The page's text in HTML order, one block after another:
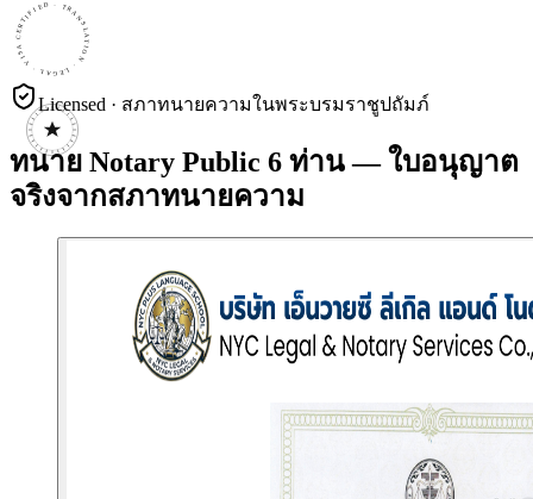
CERTIFIED · TRANSLATION · LEGAL · VISA · CERTIFIED · TRANSLATION · LEGAL · VISA · CERTIFIED · TRANSLATION · LEGAL · VISA ·
Licensed · สภาทนายความในพระบรมราชูปถัมภ์
ทนาย Notary Public 6 ท่าน — ใบอนุญาต
จริงจากสภาทนายความ